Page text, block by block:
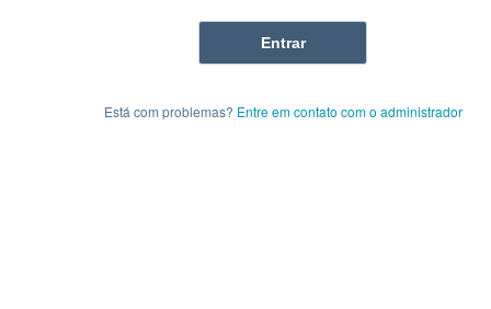
Está com problemas? Entre em contato com o administrador